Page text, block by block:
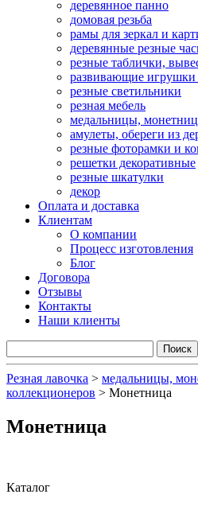
деревянное панно
домовая резьба
рамы для зеркал и
деревянные резные
резные таблички,
развивающие игрушки
резные светильники
резная мебель
медальницы,
амулеты, обереги из
резные фоторамки и
решетки декоративные
резные шкатулки
декор
Оплата и доставка
Клиентам
О компании
Процесс изготовления
Блог
Договора
Отзывы
Контакты
Наши клиенты
Резная лавочка > медальницы,
коллекционеров > Монетница
Монетница
Каталог